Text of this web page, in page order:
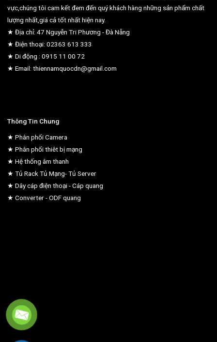
vực,chúng tôi cam kết đem đến quý khách hàng những sản phẩm chất
lượng nhất,giá cả tốt nhất hiện nay.
★ Địa chỉ: 47 Nguyễn Tri Phương - Đà Nẵng
★ Điện thoại: 02363 613 333
★ Di động : 0915 11 00 72
★ Email: thiennamquocdn@gmail.com
Thông Tin Chung
★ Phân phối Camera
★ Phân phối thiêt bị mạng
★ Hệ thống âm thanh
★ Tủ Rack Tủ Mạng- Tủ Server
★ Dây cáp điện thoại - Cáp quang
★ Converter - ODF quang